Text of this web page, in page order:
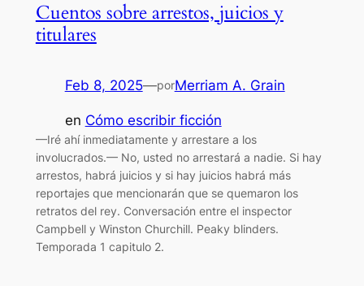
Cuentos sobre arrestos, juicios y
titulares
Feb 8, 2025—porMerriam A. Grain
en Cómo escribir ficción
—Iré ahí inmediatamente y arrestare a los
involucrados.— No, usted no arrestará a nadie. Si hay
arrestos, habrá juicios y si hay juicios habrá más
reportajes que mencionarán que se quemaron los
retratos del rey. Conversación entre el inspector
Campbell y Winston Churchill. Peaky blinders.
Temporada 1 capitulo 2.